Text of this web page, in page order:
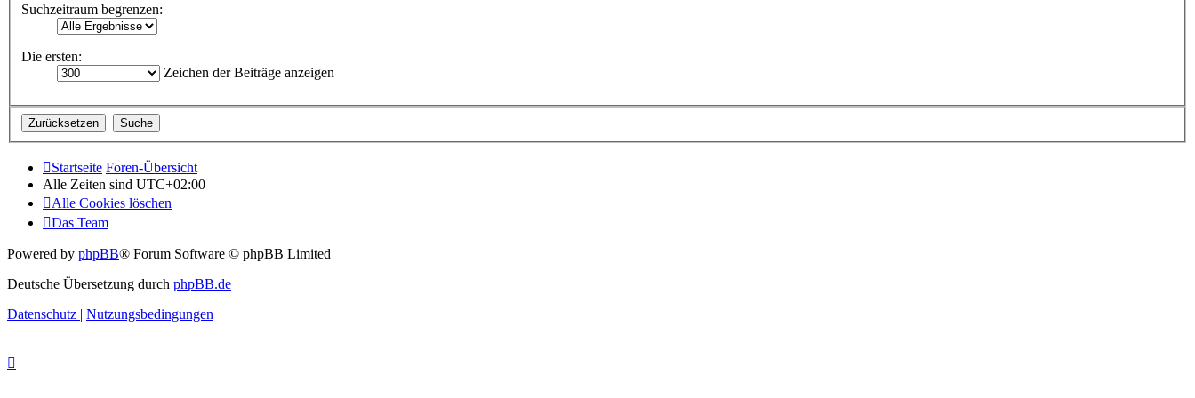
Suchzeitraum begrenzen:
Die ersten:
Zeichen der Beiträge anzeigen
Startseite Foren-Übersicht
Alle Zeiten sind UTC+02:00
Alle Cookies löschen
Das Team
Powered by phpBB® Forum Software © phpBB Limited
Deutsche Übersetzung durch phpBB.de
Datenschutz | Nutzungsbedingungen